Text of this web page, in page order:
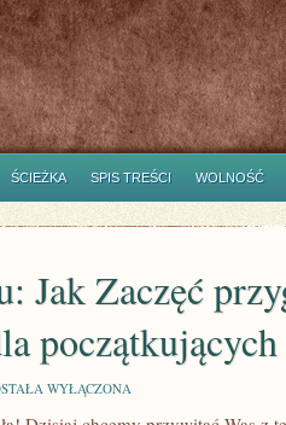
ŚCIEŻKA SPIS TREŚCI WOLNOŚĆ
Jak Zaczęć
początkujących
WYŁĄCZONA